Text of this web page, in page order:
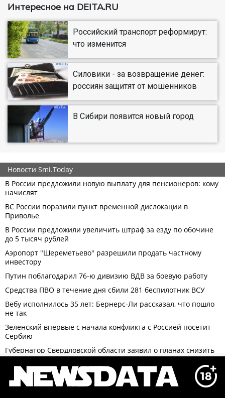
Интересное на DEITA.RU
Российский транспорт реформирут:
что изменится
Силовики - за возвращение денег:
россиян защитят от мошенников
В Сибири появится новый город